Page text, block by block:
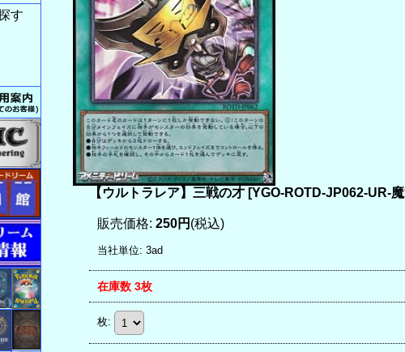
す
【ウルトラレア】三戦の才 [YGO-ROTD-JP062-UR-
販売価格: 250円 (税込)
当社単位: 3ad
在庫数 3枚
枚: